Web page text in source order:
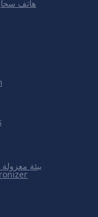
هاتف
بيئة معزولة